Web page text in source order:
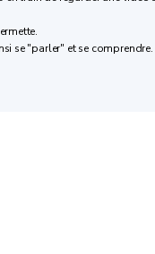
se "parler" et se comprendre.